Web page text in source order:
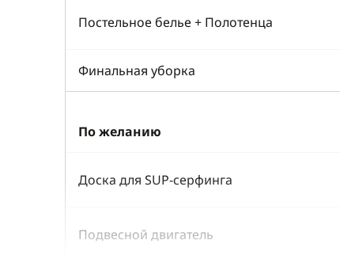
Постельное белье + Полотенца
Финальная уборка
По желанию
Доска для SUP-серфинга
Подвесной двигатель